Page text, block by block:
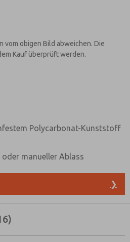
vom obigen Bild abweichen. Die
Kauf überprüft werden.
Polycarbonat-Kunststoff
manueller Ablass
❯